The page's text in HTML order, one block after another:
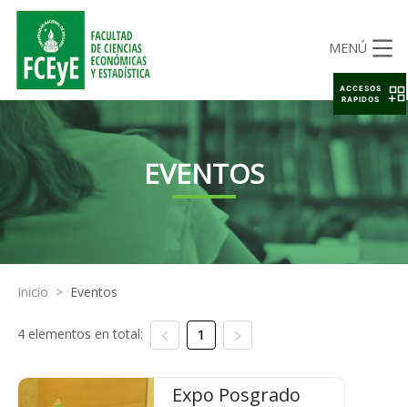
MENÚ
EVENTOS
Inicio > Eventos
4 elementos en total: 1
Expo Posgrado
ACCESOS
RAPIDOS